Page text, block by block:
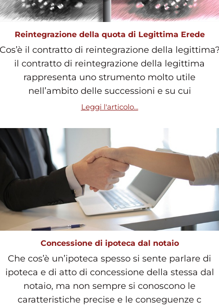
Reintegrazione della quota di Legittima Erede
il contratto di reintegrazione della
il contratto di reintegrazione della legittima
rappresenta uno strumento molto utile
nell’ambito delle successioni e su cui
Leggi l'articolo...
Concessione di ipoteca dal notaio
Che cos’è un’ipoteca spesso si sente parlare di
ipoteca e di atto di concessione della stessa dal
notaio, ma non sempre si conoscono le
caratteristiche precise e le conseguenze c